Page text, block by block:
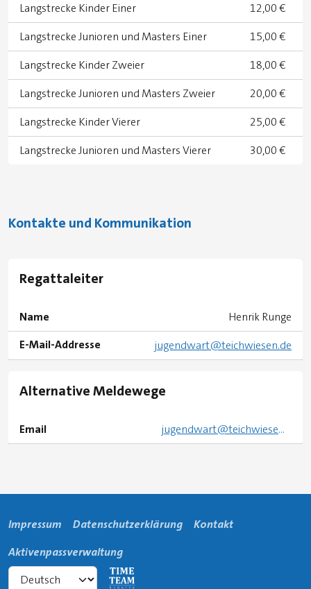
Langstrecke Kinder Einer
12,00 €
Langstrecke Junioren und Masters Einer
15,00 €
Langstrecke Kinder Zweier
18,00 €
Langstrecke Junioren und Masters Zweier
20,00 €
Langstrecke Kinder Vierer
25,00 €
Langstrecke Junioren und Masters Vierer
30,00 €
Kontakte und Kommunikation
Regattaleiter
Name
Henrik Runge
E-Mail-Addresse
jugendwart@teichwiesen.de
Alternative Meldewege
Email jugendwart@teichwiesen.de
Impressum Datenschutzerklärung
Kontakt
Aktivenpassverwaltung